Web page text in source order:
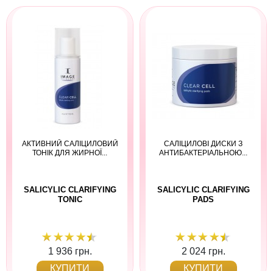
АКТИВНИЙ САЛІЦИЛОВИЙ
ТОНІК ДЛЯ ЖИРНОЇ...
SALICYLIC CLARIFYING
TONIC
1 936 грн.
КУПИТИ
САЛІЦИЛОВІ ДИСКИ З
АНТИБАКТЕРІАЛЬНОЮ...
SALICYLIC CLARIFYING
PADS
2 024 грн.
КУПИТИ